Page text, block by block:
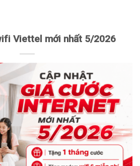
Viettel mới nhất 5/2026